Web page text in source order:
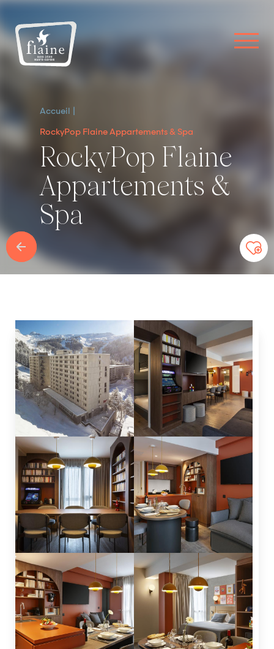
Accueil
RockyPop Flaine Appartements & Spa
RockyPop Flaine
Appartements &
Spa